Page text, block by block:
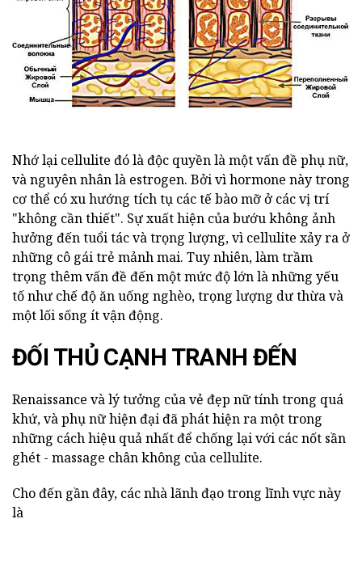
Nhớ lại cellulite đó là độc quyền là một vấn đề phụ nữ,
và nguyên nhân là estrogen. Bởi vì hormone này trong
cơ thể có xu hướng tích tụ các tế bào mỡ ở các vị trí
"không cần thiết". Sự xuất hiện của bướu không ảnh
hưởng đến tuổi tác và trọng lượng, vì cellulite xảy ra ở
những cô gái trẻ mảnh mai. Tuy nhiên, làm trầm
trọng thêm vấn đề đến một mức độ lớn là những yếu
tố như chế độ ăn uống nghèo, trọng lượng dư thừa và
một lối sống ít vận động.
ĐỐI THỦ CẠNH TRANH ĐẾN
Renaissance và lý tưởng của vẻ đẹp nữ tính trong quá
khứ, và phụ nữ hiện đại đã phát hiện ra một trong
những cách hiệu quả nhất để chống lại với các nốt sần
ghét - massage chân không của cellulite.
Cho đến gần đây, các nhà lãnh đạo trong lĩnh vực này
là